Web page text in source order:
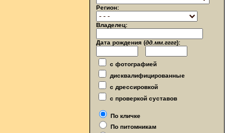
Регион:
Владелец:
Дата рождения (дд.мм.гггг):
с фотографией
дисквалифицированные
с дрессировкой
с проверкой суставов
По кличке
По питомникам